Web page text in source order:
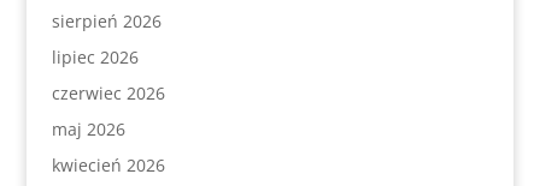
sierpień 2026
lipiec 2026
czerwiec 2026
maj 2026
kwiecień 2026